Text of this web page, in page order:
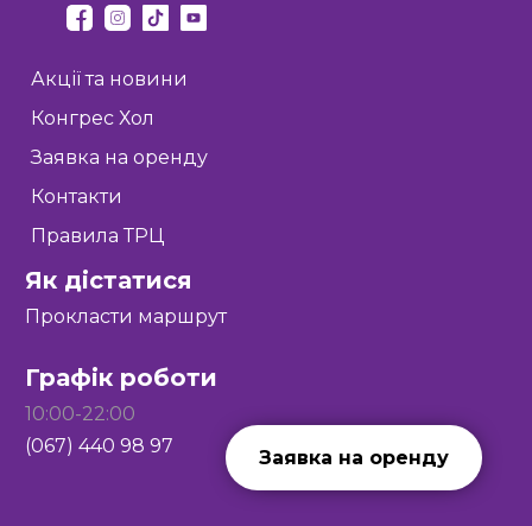
Акції та новини
Конгрес Хол
Заявка на оренду
Контакти
Правила ТРЦ
Як дістатися
Прокласти маршрут
Графік роботи
10:00-22:00
(067) 440 98 97
Заявка на оренду